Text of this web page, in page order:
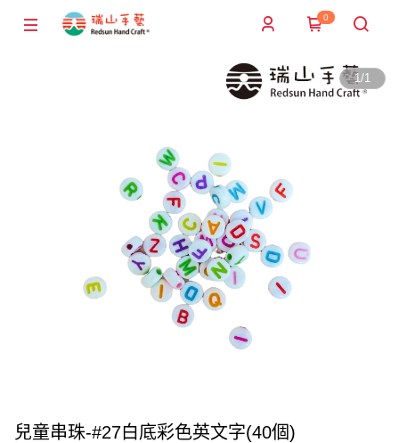
0
1/1
兒童串珠-#27白底彩色英文字(40個)